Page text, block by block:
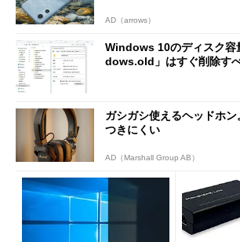
AD（arrows）
Windows 10のディスク容
dows.old」はすぐ削除す
ガシガシ使えるヘッドホ
つきにくい
AD（Marshall Group AB）